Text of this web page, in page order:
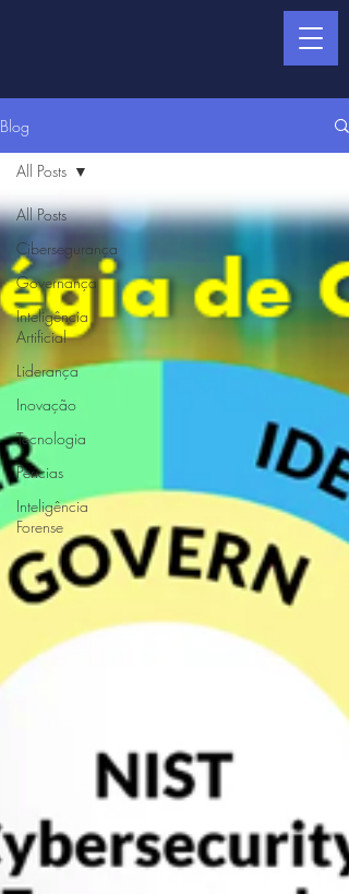
Blog
All Posts
Cibersegurança
Governança
Inteligência
Artificial
Liderança
Inovação
Tecnologia
Pericias
Inteligência
Forense
All Posts